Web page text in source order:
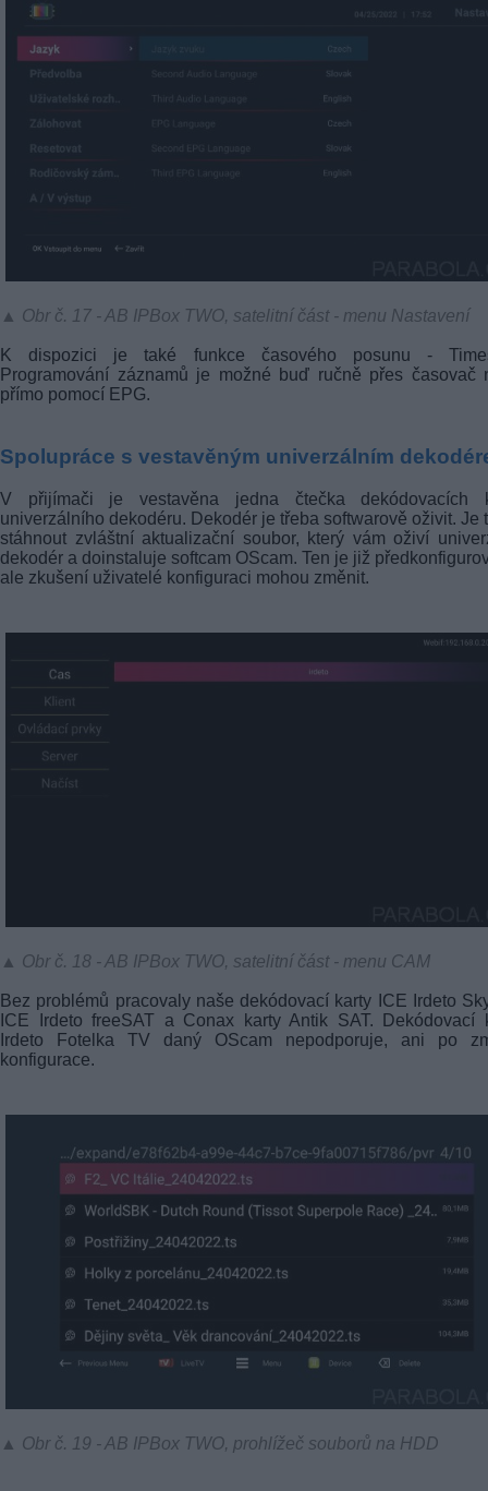
▲ Obr č. 17 - AB IPBox TWO, satelitní část - menu Nastavení
K dispozici je také funkce časového posunu -
Programování záznamů je možné buď ručně přes časovač
přímo pomocí EPG.
Spolupráce s vestavěným univerzálním
V přijímači je vestavěna jedna čtečka dekódovacích
univerzálního dekodéru. Dekodér je třeba softwarově oživit. Je
stáhnout zvláštní aktualizační soubor, který vám oživí
dekodér a doinstaluje softcam OScam. Ten je již
ale zkušení uživatelé konfiguraci mohou změnit.
▲ Obr č. 18 - AB IPBox TWO, satelitní část - menu CAM
Bez problémů pracovaly naše dekódovací karty ICE Irdeto
ICE Irdeto freeSAT a Conax karty Antik SAT. Dekódovací
Irdeto Fotelka TV daný OScam nepodporuje, ani po
konfigurace.
▲ Obr č. 19 - AB IPBox TWO, prohlížeč souborů na HDD